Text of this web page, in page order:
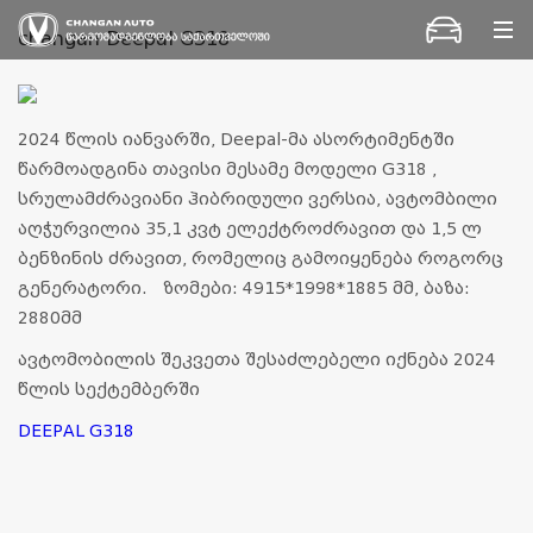
კონტაქტი
changan Deepal G318
2024 წლის იანვარში, Deepal-მა ასორტიმენტში
წარმოადგინა თავისი მესამე მოდელი G318 ,
სრულამძრავიანი ჰიბრიდული ვერსია, ავტომბილი
აღჭურვილია 35,1 კვტ ელექტროძრავით და 1,5 ლ
ბენზინის ძრავით, რომელიც გამოიყენება როგორც
გენერატორი.
ზომები: 4915*1998*1885 მმ, ბაზა:
2880მმ
ავტომობილის შეკვეთა შესაძლებელი იქნება 2024
წლის სექტემბერში
DEEPAL G318